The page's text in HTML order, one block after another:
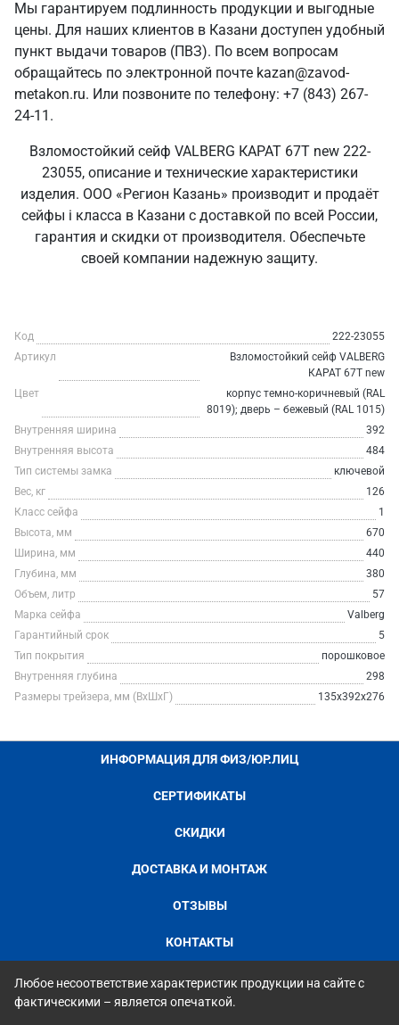
Мы гарантируем подлинность продукции и выгодные
цены. Для наших клиентов в Казани доступен удобный
пункт выдачи товаров (ПВЗ). По всем вопросам
обращайтесь по электронной почте kazan@zavod-
metakon.ru. Или позвоните по телефону: +7 (843) 267-
24-11.
Взломостойкий сейф VALBERG КАРАТ 67T new 222-
23055, описание и технические характеристики
изделия. ООО «Регион Казань» производит и продаёт
сейфы i класса в Казани с доставкой по всей России,
гарантия и скидки от производителя. Обеспечьте
своей компании надежную защиту.
Код
222-23055
Артикул
Взломостойкий сейф VALBERG
КАРАТ 67T new
Цвет
корпус темно-коричневый (RAL
8019); дверь – бежевый (RAL 1015)
Внутренняя ширина
392
Внутренняя высота
484
Тип системы замка
ключевой
Вес, кг
126
Класс сейфа
1
Высота, мм
670
Ширина, мм
440
Глубина, мм
380
Объем, литр
57
Марка сейфа
Valberg
Гарантийный срок
5
Тип покрытия
порошковое
Внутренняя глубина
298
Размеры трейзера, мм (ВхШхГ)
135x392x276
ИНФОРМАЦИЯ ДЛЯ ФИЗ/ЮР.ЛИЦ
СЕРТИФИКАТЫ
СКИДКИ
ДОСТАВКА И МОНТАЖ
ОТЗЫВЫ
КОНТАКТЫ
Любое несоответствие характеристик продукции на сайте с
фактическими – является опечаткой.